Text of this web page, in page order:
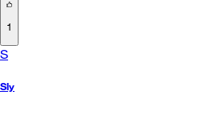
1
S
Sly